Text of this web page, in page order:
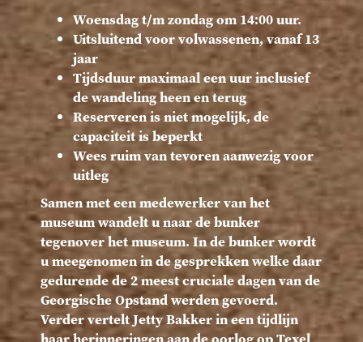
Woensdag t/m zondag om 14:00 uur.
Uitsluitend voor volwassenen, vanaf 13
jaar
Tijdsduur maximaal een uur inclusief
de wandeling heen en terug
Reserveren is niet mogelijk, de
capaciteit is beperkt
Wees ruim van tevoren aanwezig voor
uitleg
Samen met een medewerker van het
museum wandelt u naar de bunker
tegenover het museum. In de bunker wordt
u meegenomen in de gesprekken welke daar
gedurende de 2 meest cruciale dagen van de
Georgische Opstand werden gevoerd.
Verder vertelt Jetty Bakker in een tijdlijn